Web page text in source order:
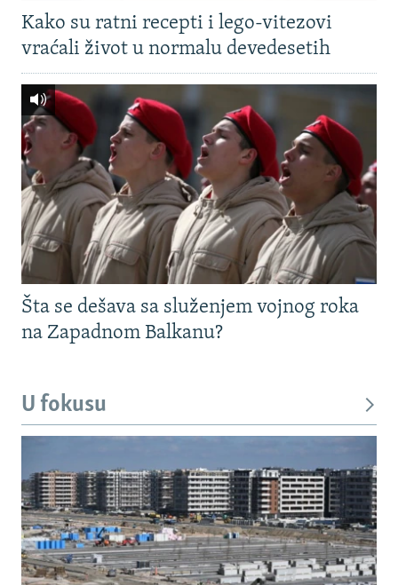
Kako su ratni recepti i lego-vitezovi
vraćali život u normalu devedesetih
Šta se dešava sa služenjem vojnog roka
na Zapadnom Balkanu?
U fokusu